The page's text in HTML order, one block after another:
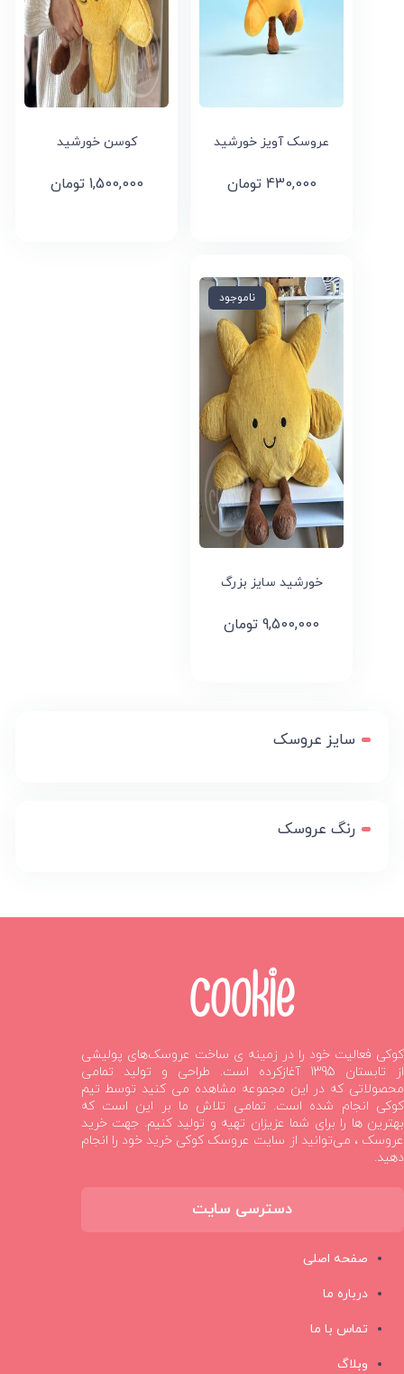
عروسک آویز خورشید
430,000 تومان
کوسن خورشید
1,500,000 تومان
ناموجود
خورشید سایز بزرگ
9,500,000 تومان
سایز عروسک
رنگ عروسک
کوکی فعالیت خود را در زمینه ی ساخت عروسک‌های پولیشی
از تابستان 1395 آغازکرده است. طراحی و تولید تمامی
محصولاتی که در این مجموعه مشاهده می کنید توسط تیم
کوکی انجام شده است. تمامی تلاش ما بر این است که
بهترین ها را برای شما عزیزان تهیه و تولید کنیم. جهت خرید
عروسک ، می‌توانید از سایت عروسک کوکی خرید خود را انجام
دهید.
دسترسی سایت
صفحه اصلی
درباره ما
تماس با ما
وبلاگ